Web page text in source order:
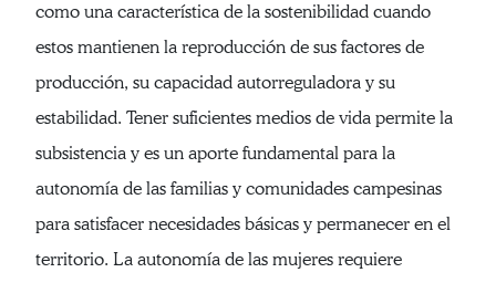
como una característica de la sostenibilidad cuando
estos mantienen la reproducción de sus factores de
producción, su capacidad autorreguladora y su
estabilidad. Tener suficientes medios de vida permite la
subsistencia y es un aporte fundamental para la
autonomía de las familias y comunidades campesinas
para satisfacer necesidades básicas y permanecer en el
territorio. La autonomía de las mujeres requiere